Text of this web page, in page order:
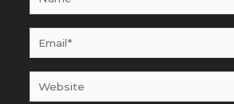
Website